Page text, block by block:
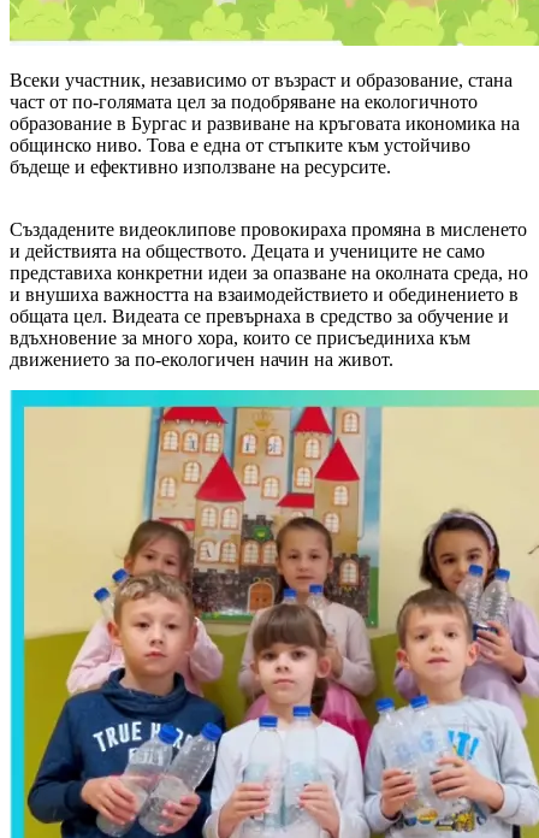
Всеки участник, независимо от възраст и образование, стана
част от по-голямата цел за подобряване на екологичното
образование в Бургас и развиване на кръговата икономика на
общинско ниво. Това е една от стъпките към устойчиво
бъдеще и ефективно използване на ресурсите.
Създадените видеоклипове провокираха промяна в мисленето
и действията на обществото. Децата и учениците не само
представиха конкретни идеи за опазване на околната среда, но
и внушиха важността на взаимодействието и обединението в
общата цел. Видеата се превърнаха в средство за обучение и
вдъхновение за много хора, които се присъединиха към
движението за по-екологичен начин на живот.